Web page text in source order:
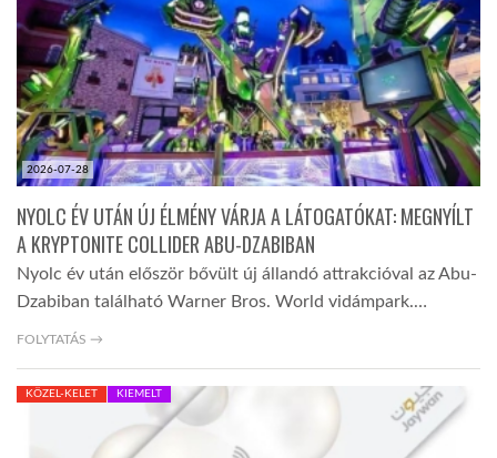
GLOBOTV
AFRIKA TUDÁSTÁR
A NAP SZÉPE
LINKTR.EE
GLOBOZSARU
2026-07-28
NYOLC ÉV UTÁN ÚJ ÉLMÉNY VÁRJA A LÁTOGATÓKAT: MEGNYÍLT
A KRYPTONITE COLLIDER ABU-DZABIBAN
Nyolc év után először bővült új állandó attrakcióval az Abu-
Dzabiban található Warner Bros. World vidámpark.…
FOLYTATÁS →
KÖZEL-KELET KIEMELT